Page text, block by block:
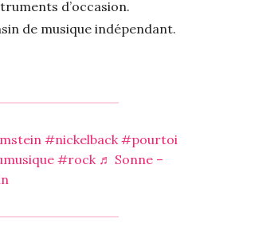
d’occasion.
de musique indépendant.
#nickelback #pourtoi
#rock ♬ Sonne –